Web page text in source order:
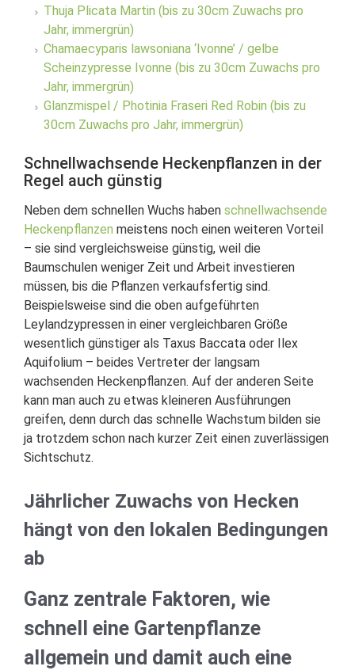
Thuja Plicata Martin (bis zu 30cm Zuwachs pro
Jahr, immergrün)
Chamaecyparis lawsoniana ‘Ivonne’ / gelbe
Scheinzypresse Ivonne (bis zu 30cm Zuwachs pro
Jahr, immergrün)
Glanzmispel / Photinia Fraseri Red Robin (bis zu
30cm Zuwachs pro Jahr, immergrün)
Schnellwachsende Heckenpflanzen in der
Regel auch günstig
Neben dem schnellen Wuchs haben schnellwachsende
Heckenpflanzen meistens noch einen weiteren Vorteil
– sie sind vergleichsweise günstig, weil die
Baumschulen weniger Zeit und Arbeit investieren
müssen, bis die Pflanzen verkaufsfertig sind.
Beispielsweise sind die oben aufgeführten
Leylandzypressen in einer vergleichbaren Größe
wesentlich günstiger als Taxus Baccata oder Ilex
Aquifolium – beides Vertreter der langsam
wachsenden Heckenpflanzen. Auf der anderen Seite
kann man auch zu etwas kleineren Ausführungen
greifen, denn durch das schnelle Wachstum bilden sie
ja trotzdem schon nach kurzer Zeit einen zuverlässigen
Sichtschutz.
Jährlicher Zuwachs von Hecken
hängt von den lokalen Bedingungen
ab
Ganz zentrale Faktoren, wie
schnell eine Gartenpflanze
allgemein und damit auch eine